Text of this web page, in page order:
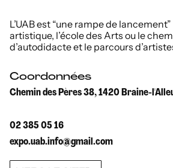
L’UAB est “une rampe de
artistique, l’école des Arts ou le
d’autodidacte et le parcours
Coordonnées
Chemin des Pères 38, 1420 Braine-
02 385 05 16
expo.uab.info@gmail.com